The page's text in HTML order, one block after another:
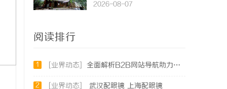
2026-08-07
阅读排行
1 [业界动态] 全面解析B2B网站导航助力企业高效对接商机
2 [业界动态] 武汉配眼镜 上海配眼镜